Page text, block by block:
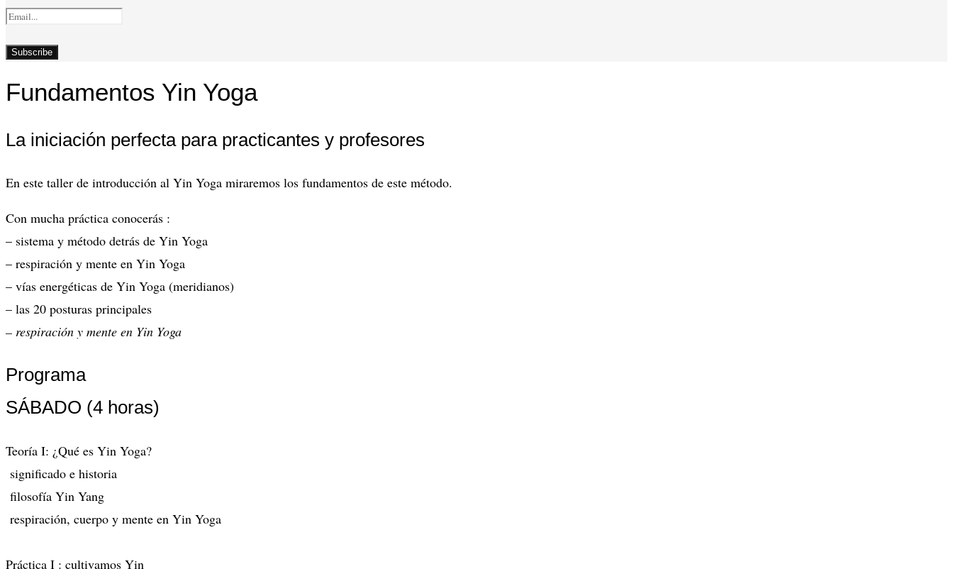
Fundamentos Yin Yoga
La iniciación perfecta para practicantes y profesores
En este taller de introducción al Yin Yoga miraremos los fundamentos de este método.
Con mucha práctica conocerás :
– sistema y método detrás de Yin Yoga
– respiración y mente en Yin Yoga
– vías energéticas de Yin Yoga (meridianos)
– las 20 posturas principales
– respiración y mente en Yin Yoga
Programa
SÁBADO (4 horas)
Teoría I: ¿Qué es Yin Yoga?
significado e historia
filosofía Yin Yang
respiración, cuerpo y mente en Yin Yoga
Práctica I : cultivamos Yin